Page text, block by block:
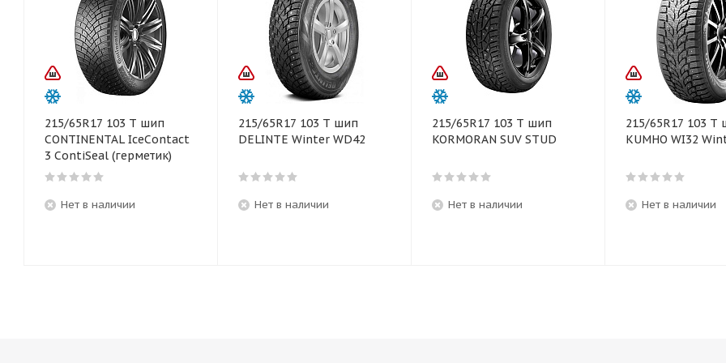
215/65R17 103 T шип
CONTINENTAL IceContact
3 ContiSeal (герметик)
Нет в наличии
215/65R17 103 T шип
DELINTE Winter WD42
Нет в наличии
215/65R17 103 T шип
KORMORAN SUV STUD
Нет в наличии
215/65R17 103 T
KUMHO WI32
Нет в наличии